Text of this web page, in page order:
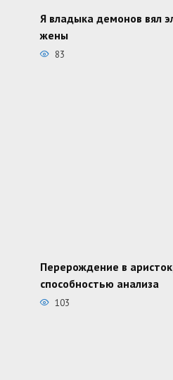
Я владыка демонов вял
жены
83
Перерождение в
способностью анализа
103